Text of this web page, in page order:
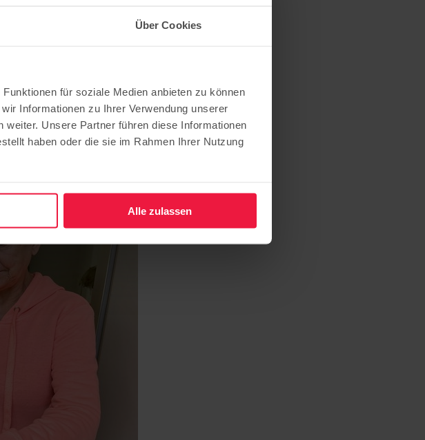
Über Cookies
für soziale Medien anbieten zu können
Informationen zu Ihrer Verwendung unserer
Unsere Partner führen diese Informationen
haben oder die sie im Rahmen Ihrer Nutzung
Alle zulassen
täglichen Bedarfs.